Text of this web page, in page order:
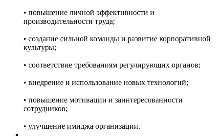
• повышение личной эффективности и
производительности труда;
• создание сильной команды и развитие корпоративной
культуры;
• соответствие требованиям регулирующих органов;
• внедрение и использование новых технологий;
• повышение мотивации и заинтересованности
сотрудников;
• улучшение имиджа организации.